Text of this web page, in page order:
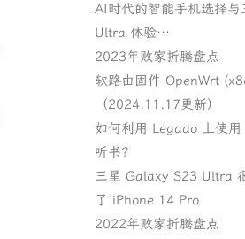
AI时代的智能手机选择
Ultra 体验…
2023年败家折腾盘点
软路由固件 OpenWrt
（2024.11.17更新）
如何利用 Legado 上使
听书？
三星 Galaxy S23 Ultra
了 iPhone 14 Pro
2022年败家折腾盘点